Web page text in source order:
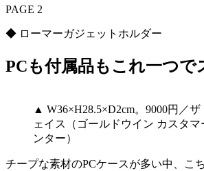
PAGE 2
◆ ローマーガジェットホルダー
PCも付属品もこれ一つで
▲ W36×H28.5×D2cm。9000円／
ェイス（ゴールドウイン カスタマ
ンター）
チープな素材のPCケースが多い中、こ